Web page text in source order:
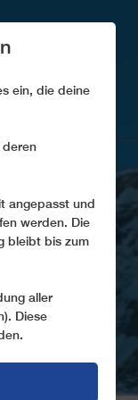
ein, die deine
deren
angepasst und
werden. Die
bleibt bis zum
aller
Diese